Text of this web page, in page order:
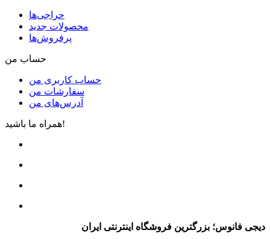
حراجی‌ها
محصولات جدید
پرفروش‌ها
حساب من
حساب کاربری من
سفارشات من
آدرس‌های من
همراه ما باشید!
دیجی فانوس؛ بزرگترین فروشگاه اینترنتی ایران